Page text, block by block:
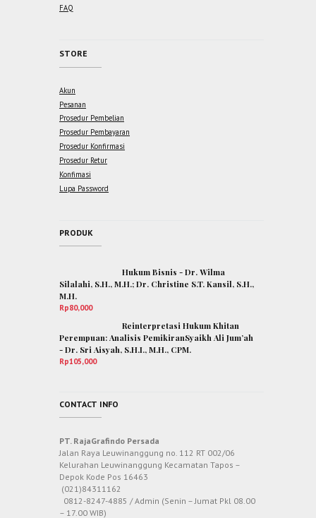
FAQ
STORE
Akun
Pesanan
Prosedur Pembelian
Prosedur Pembayaran
Prosedur Konfirmasi
Prosedur Retur
Konfimasi
Lupa Password
PRODUK
Hukum Bisnis - Dr. Wilma
Silalahi, S.H., M.H.; Dr. Christine S.T. Kansil, S.H.,
M.H.
Rp80,000
Reinterpretasi Hukum Khitan
Perempuan: Analisis PemikiranSyaikh Ali Jum’ah
- Dr. Sri Aisyah, S.H.I., M.H., CPM.
Rp105,000
CONTACT INFO
PT. RajaGrafindo Persada
Jalan Raya Leuwinanggung no. 112 RT 002/06
Kelurahan Leuwinanggung Kecamatan Tapos –
Depok Kode Pos 16463
(021)84311162
0812-8247-4885 / Admin (Senin – Jumat Pkl 08.00
– 17.00 WIB)